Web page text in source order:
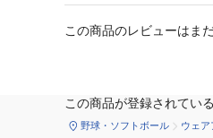
この商品のレビューはま
この商品が登録されてい
野球・ソフトボール ウェア